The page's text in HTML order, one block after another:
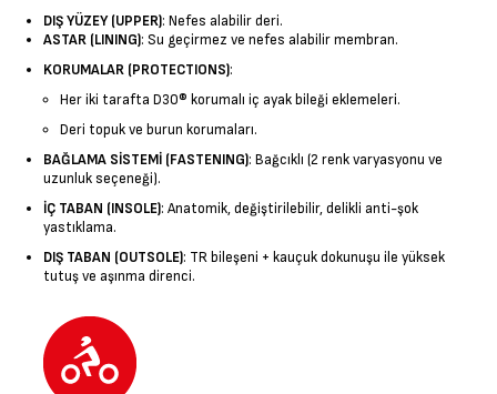
DIŞ YÜZEY (UPPER): Nefes alabilir deri.
ASTAR (LINING): Su geçirmez ve nefes alabilir membran.
KORUMALAR (PROTECTIONS):
Her iki tarafta D3O® korumalı iç ayak bileği eklemeleri.
Deri topuk ve burun korumaları.
BAĞLAMA SİSTEMİ (FASTENING): Bağcıklı (2 renk varyasyonu ve
uzunluk seçeneği).
İÇ TABAN (INSOLE): Anatomik, değiştirilebilir, delikli anti-şok
yastıklama.
DIŞ TABAN (OUTSOLE): TR bileşeni + kauçuk dokunuşu ile yüksek
tutuş ve aşınma direnci.